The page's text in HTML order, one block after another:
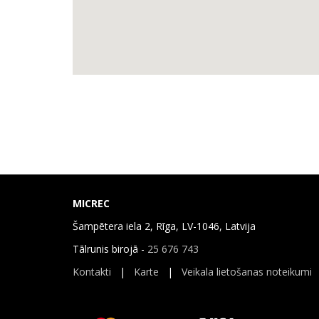
MICREC
Šampētera iela 2, Rīga, LV-1046, Latvija
Tālrunis birojā - 25 676 743
Kontakti | Karte | Veikala lietošanas noteikumi